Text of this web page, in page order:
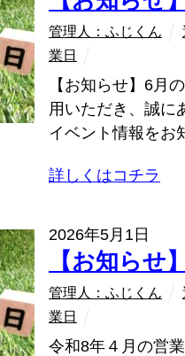
管理人：ふじくん
業日
【お知らせ】6月
用いただき、誠に
イベント情報を
詳しくはコチラ
2026年5月1日
【お知らせ
管理人：ふじくん
業日
令和8年４月の営